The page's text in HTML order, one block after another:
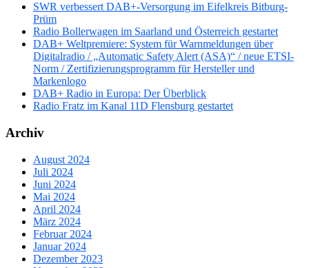
SWR verbessert DAB+-Versorgung im Eifelkreis Bitburg-
Prüm
Radio Bollerwagen im Saarland und Österreich gestartet
DAB+ Weltpremiere: System für Warnmeldungen über
Digitalradio / „Automatic Safety Alert (ASA)“ / neue ETSI-
Norm / Zertifizierungsprogramm für Hersteller und
Markenlogo
DAB+ Radio in Europa: Der Überblick
Radio Fratz im Kanal 11D Flensburg gestartet
Archiv
August 2024
Juli 2024
Juni 2024
Mai 2024
April 2024
März 2024
Februar 2024
Januar 2024
Dezember 2023